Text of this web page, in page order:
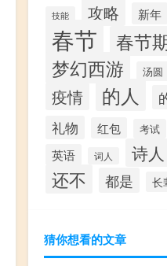
技能 攻略 新年
春节 春节
梦幻西游 汤圆
疫情 的人
礼物 红包 考试
英语 词人 诗人
还不 都是 长
猜你想看的文章